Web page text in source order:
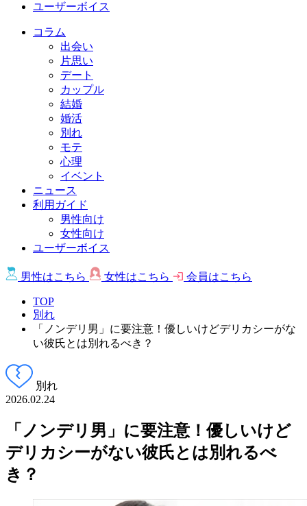
ユーザーボイス
コラム
出会い
片思い
デート
カップル
結婚
婚活
別れ
モテ
心理
イベント
ニュース
利用ガイド
男性向け
女性向け
ユーザーボイス
男性はこちら 女性はこちら 会員はこちら
TOP
別れ
「ノンデリ男」に要注意！優しいけどデリカシーがな
い彼氏とは別れるべき？
別れ
2026.02.24
「ノンデリ男」に要注意！優しいけど
デリカシーがない彼氏とは別れるべ
き？